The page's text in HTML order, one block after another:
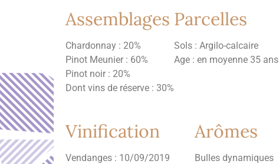
Assemblages
Chardonnay : 20%
Pinot Meunier : 60%
Pinot noir : 20%
Dont vins de réserve : 30%
Parcelles
Sols : Argilo-calcaire
Age : en moyenne 35 ans
Vinification
Vendanges : 10/09/2019
Arômes
Bulles dynamiques